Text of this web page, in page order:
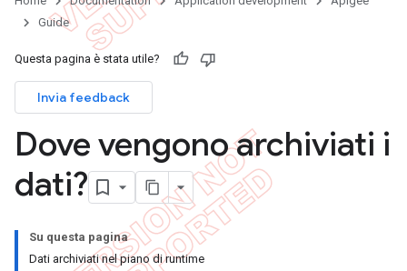
Guide
Questa pagina è stata utile?
Invia feedback
Dove vengono archiviati i
dati?
Su questa pagina
Dati archiviati nel piano di runtime